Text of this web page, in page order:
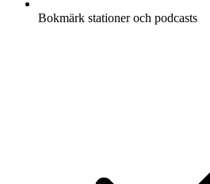
Bokmärk stationer och podcasts